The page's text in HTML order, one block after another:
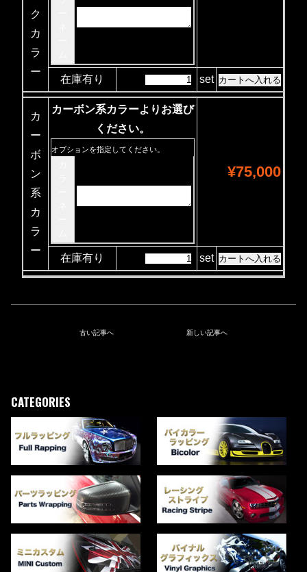
ク
カ
ラ
ー
在庫有り set
カ
ー
ボ
ン
系
カ
ラ
ー
カーボン系カラーよりお選び
ください。
オプションを指定してください。
¥75,000
在庫有り set
古い記事へ 新しい記事へ
CATEGORIES